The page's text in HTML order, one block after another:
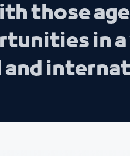
those
in